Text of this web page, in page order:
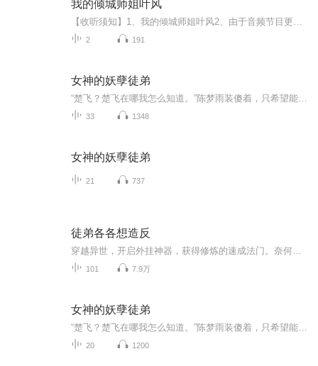
我的倾城师姐叶风
2 191
女神的妖孽徒弟
33 1348
女神的妖孽徒弟
21 737
徒弟各各想造反
101 7.9万
女神的妖孽徒弟
20 1200